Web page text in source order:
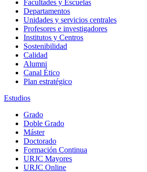
Facultades y Escuelas
Departamentos
Unidades y servicios centrales
Profesores e investigadores
Institutos y Centros
Sostenibilidad
Calidad
Alumni
Canal Ético
Plan estratégico
Estudios
Grado
Doble Grado
Máster
Doctorado
Formación Continua
URJC Mayores
URJC Online